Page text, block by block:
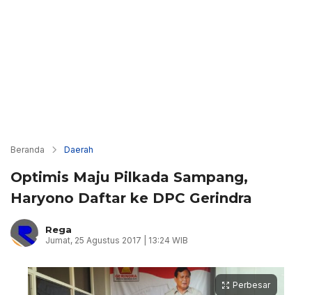
Beranda Daerah
Optimis Maju Pilkada Sampang,
Haryono Daftar ke DPC Gerindra
Rega
Jumat, 25 Agustus 2017 | 13:24 WIB
Perbesar